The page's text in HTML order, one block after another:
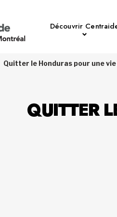
Découvrir
Quitter le Honduras pour une
QUITTER